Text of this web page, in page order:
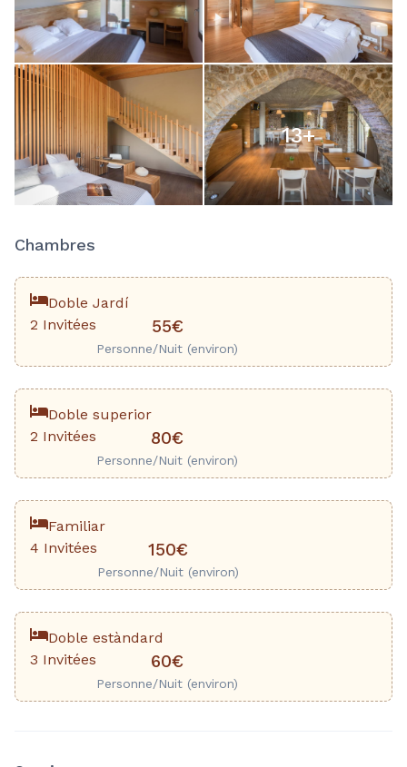
13+
Chambres
Doble Jardí
2 Invitées
55€
Personne/Nuit (environ)
Doble superior
2 Invitées
80€
Personne/Nuit (environ)
Familiar
4 Invitées
150€
Personne/Nuit (environ)
Doble estàndard
3 Invitées
60€
Personne/Nuit (environ)